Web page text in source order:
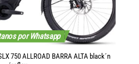
por Whatsapp
750 ALLROAD BARRA ALTA black´n